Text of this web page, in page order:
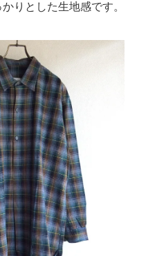
りとした生地感です。